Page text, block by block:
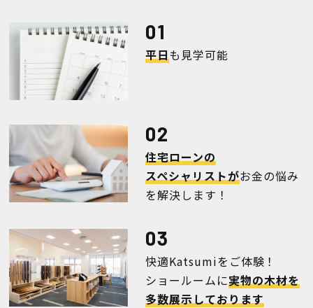
イベント・見学会
お客様の声
会社案内
経営理念・
会社案内
スタッフ紹介
KATSUMIの
取り組み
採用情報
平日も見学可能
住宅ローンの
スペシャリストがお金の悩み
を解決します！
快適Katsumiをご体験！
ショールームに実物の木材を
多数展示しております